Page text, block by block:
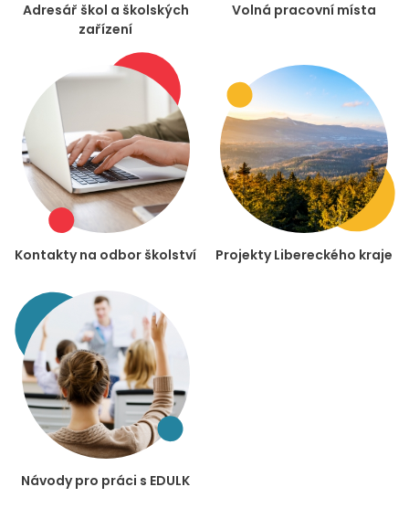
Adresář škol a školských
zařízení
Volná pracovní místa
Kontakty na odbor školství Projekty Libereckého kraje
Návody pro práci s EDULK